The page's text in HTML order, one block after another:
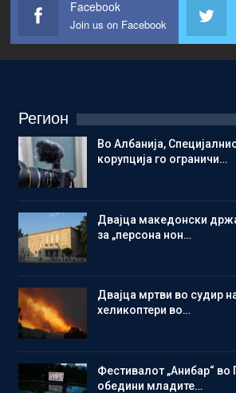
Facebook
Join us on Facebook
Регион
Во Албанија,
корупција го ограничи…
Двајца македонски
за „персона нон…
Двајца мртви во судир
хеликоптери во…
Фестивалот „Анибар“ во
обедини младите…